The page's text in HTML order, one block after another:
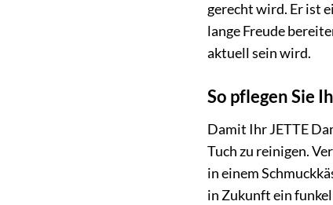
gerecht wird. Er ist
lange Freude
aktuell sein wird.
So pflegen Sie
Damit Ihr JETTE
Tuch zu reinigen.
in einem
in Zukunft ein